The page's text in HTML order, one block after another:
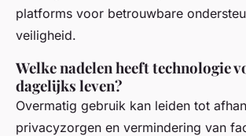
platforms voor betrouwbare
veiligheid.
Welke nadelen heeft technologie
dagelijks leven?
Overmatig gebruik kan leiden tot
privacyzorgen en vermindering van